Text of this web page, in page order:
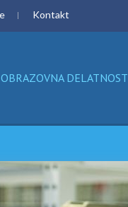
Kontakt
OBRAZOVNA DELATNOST